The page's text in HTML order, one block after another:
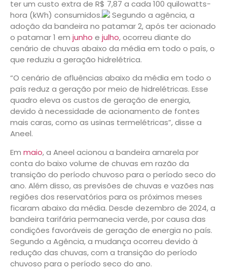
ter um custo extra de R$ 7,87 a cada 100 quilowatts-
hora (kWh) consumidos.
Segundo a agência, a
adoção da bandeira no patamar 2, após ter acionado
o patamar 1 em junho e julho, ocorreu diante do
cenário de chuvas abaixo da média em todo o país, o
que reduziu a geração hidrelétrica.
“O cenário de afluências abaixo da média em todo o
país reduz a geração por meio de hidrelétricas. Esse
quadro eleva os custos de geração de energia,
devido à necessidade de acionamento de fontes
mais caras, como as usinas termelétricas”, disse a
Aneel.
Em maio, a Aneel acionou a bandeira amarela por
conta do baixo volume de chuvas em razão da
transição do período chuvoso para o período seco do
ano. Além disso, as previsões de chuvas e vazões nas
regiões dos reservatórios para os próximos meses
ficaram abaixo da média. Desde dezembro de 2024, a
bandeira tarifária permanecia verde, por causa das
condições favoráveis de geração de energia no país.
Segundo a Agência, a mudança ocorreu devido à
redução das chuvas, com a transição do período
chuvoso para o período seco do ano.